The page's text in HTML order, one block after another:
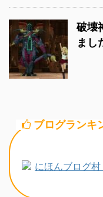
破壊
まし
ブログランキ